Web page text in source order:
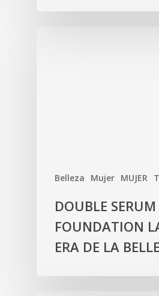
Belleza Mujer MUJER
DOUBLE SERUM
FOUNDATION
ERA DE LA